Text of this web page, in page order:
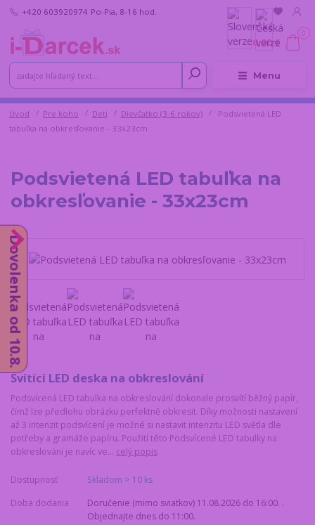
Menu
+420 603920974 Po-Pia, 8-16 hod.
0
0,00 €
Úvod Pre koho Deti Dievčatko (3-6 rokov)
Podsvietená LED
tabuľka na obkresľovanie - 33x23cm
Podsvietená LED tabuľka na
obkresľovanie - 33x23cm
Svítící LED deska na obkreslování
Podsvícená LED tabulka na obkreslování dokonale prosvítí běžný papír,
čímž lze předlohu obrázku perfektně obkresit. Díky možnosti nastavení
až 3 intenzit podsvícení je možné si nastavit intenzitu LED světla dle
potřeby a gramáže papíru. Použití této Podsvícené LED tabulky na
obkreslování je navíc ve... celý popis
Dostupnosť
Skladom > 10 ks
Doba dodania
Doručenie (mimo sviatkov) 11.08.2026 do 16:00. .
Objednajte dnes do 11:00.
Dovolenka od 10.8.